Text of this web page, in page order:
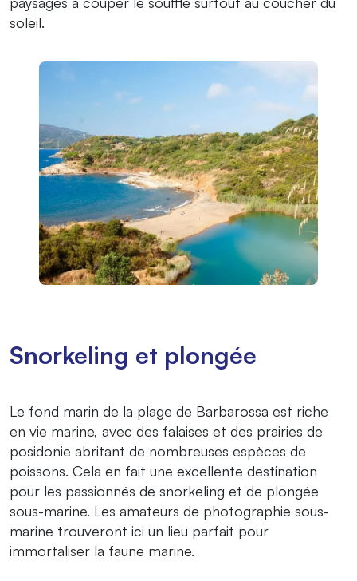
soleil.
Snorkeling et plongée
Le fond marin de la plage de Barbarossa est riche
en vie marine, avec des falaises et des prairies de
posidonie abritant de nombreuses espèces de
poissons. Cela en fait une excellente destination
pour les passionnés de snorkeling et de plongée
sous-marine. Les amateurs de photographie sous-
marine trouveront ici un lieu parfait pour
immortaliser la faune marine.